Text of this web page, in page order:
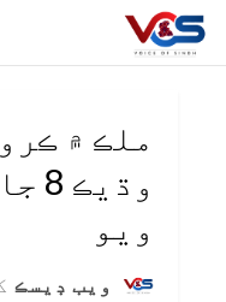
ملڪ ۾
ويو
ويب ڊيسڪ